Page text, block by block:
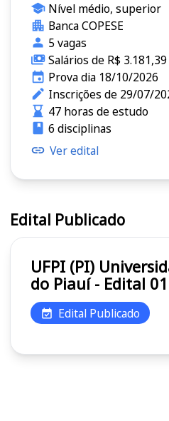
Nível médio, superior
Banca COPESE
5 vagas
Salários de R$
Prova dia 18/10/2026
Inscrições de 29/07/
47 horas de estudo
6 disciplinas
Ver edital
Edital Publicado
UFPI (PI) Universidade Federal
do Piauí - Edital
Edital Publicado